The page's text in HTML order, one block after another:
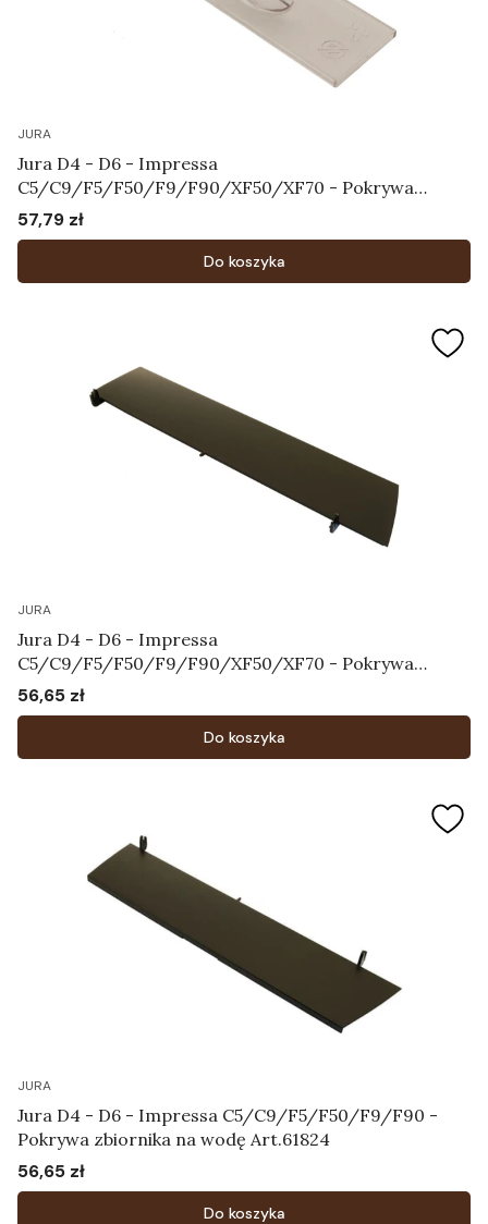
JURA
Jura D4 - D6 - Impressa
C5/C9/F5/F50/F9/F90/XF50/XF70 - Pokrywa
chroniąca aromat Art.64115
Cena
57,79 zł
Do koszyka
JURA
Jura D4 - D6 - Impressa
C5/C9/F5/F50/F9/F90/XF50/XF70 - Pokrywa
zbiornika na ziarna kawy Art.61827
Cena
56,65 zł
Do koszyka
JURA
Jura D4 - D6 - Impressa C5/C9/F5/F50/F9/F90 -
Pokrywa zbiornika na wodę Art.61824
Cena
56,65 zł
Do koszyka